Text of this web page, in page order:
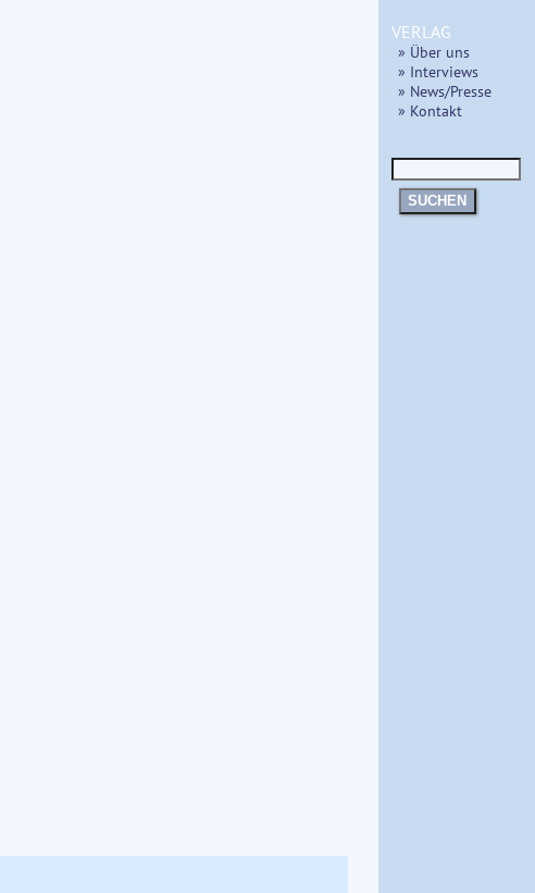
VERLAG
» Über uns
» Interviews
» News/Presse
» Kontakt
SUCHEN